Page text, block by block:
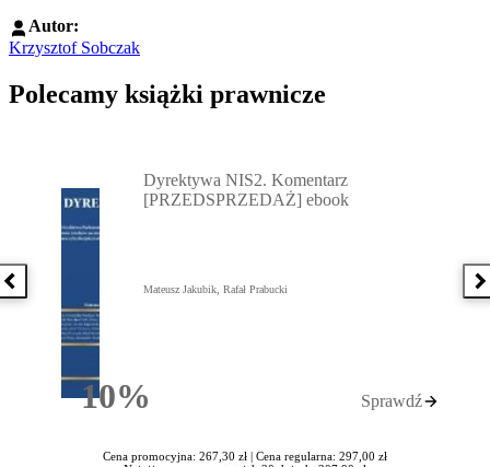
Autor:
Krzysztof Sobczak
Polecamy książki prawnicze
Poprzednia książka
10%Rabatu
Dyrektywa NIS2. Komentarz
[PRZEDSPRZEDAŻ] ebook
Mateusz Jakubik, Rafał Prabucki
Sprawdź
Cena promocyjna: 267,30 zł | Cena regularna: 297,00 zł